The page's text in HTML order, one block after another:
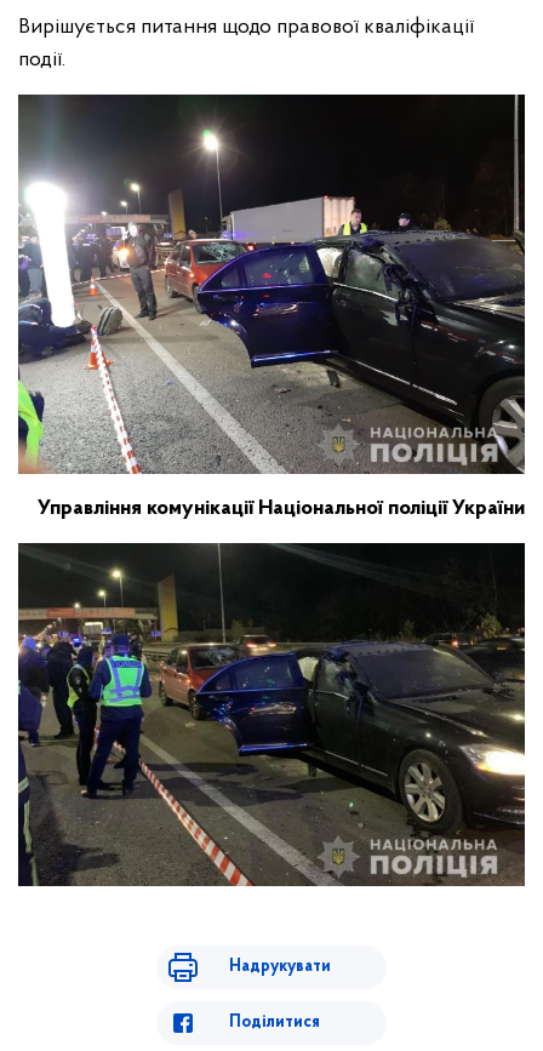
Вирішується питання щодо правової кваліфікації
події.
Управління комунікації Національної поліції України
Надрукувати
Поділитися